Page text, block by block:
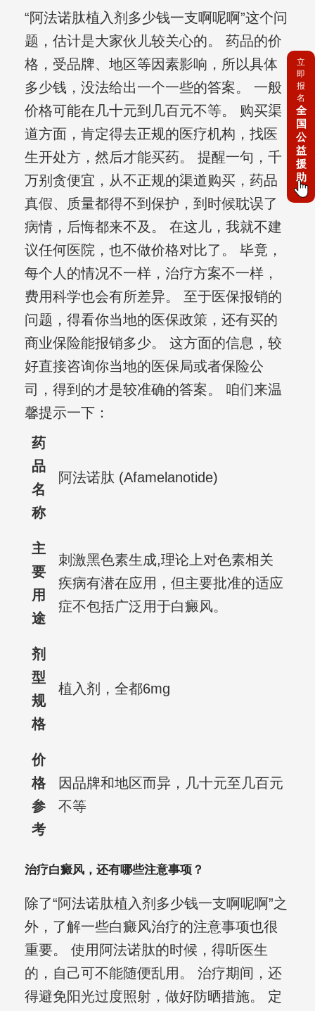
“阿法诺肽植入剂多少钱一支啊呢啊”这个问
题，估计是大家伙儿较关心的。 药品的价
格，受品牌、地区等因素影响，所以具体
多少钱，没法给出一个一些的答案。 一般
价格可能在几十元到几百元不等。 购买渠
道方面，肯定得去正规的医疗机构，找医
生开处方，然后才能买药。 提醒一句，千
万别贪便宜，从不正规的渠道购买，药品
真假、质量都得不到保护，到时候耽误了
病情，后悔都来不及。 在这儿，我就不建
议任何医院，也不做价格对比了。 毕竟，
每个人的情况不一样，治疗方案不一样，
费用科学也会有所差异。 至于医保报销的
问题，得看你当地的医保政策，还有买的
商业保险能报销多少。 这方面的信息，较
好直接咨询你当地的医保局或者保险公
司，得到的才是较准确的答案。 咱们来温
馨提示一下：
药
品
名
称
阿法诺肽 (Afamelanotide)
主
要
用
途
刺激黑色素生成,理论上对色素相关
疾病有潜在应用，但主要批准的适应
症不包括广泛用于白癜风。
剂
型
规
格
植入剂，全都6mg
价
格
参
考
因品牌和地区而异，几十元至几百元
不等
治疗白癜风，还有哪些注意事项？
除了“阿法诺肽植入剂多少钱一支啊呢啊”之
外，了解一些白癜风治疗的注意事项也很
重要。 使用阿法诺肽的时候，得听医生
的，自己可不能随便乱用。 治疗期间，还
得避免阳光过度照射，做好防晒措施。 定
立
即
报
名
全
国
公
益
援
助